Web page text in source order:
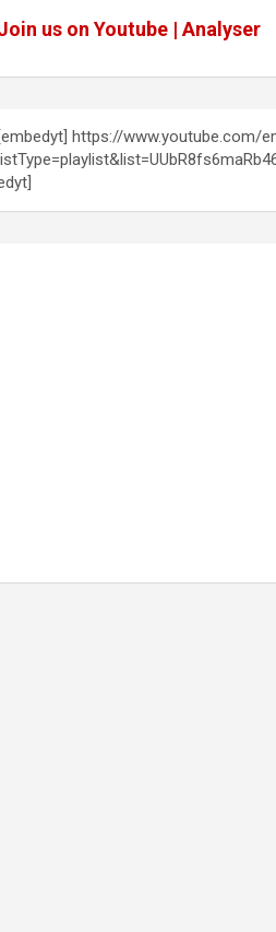
us on Youtube | Analyser
[embedyt] https://www.youtube.com/